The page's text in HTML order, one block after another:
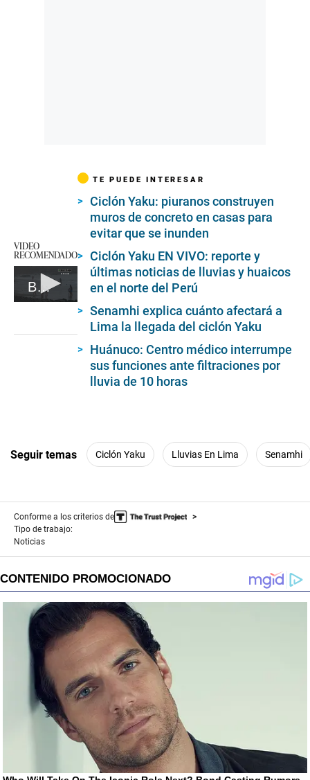
VIDEO
RECOMENDADO
Bañistas sorprendidos por lluvia en Costa Verde
TE PUEDE INTERESAR
Ciclón Yaku: piuranos construyen
muros de concreto en casas para
evitar que se inunden
Ciclón Yaku EN VIVO: reporte y
últimas noticias de lluvias y huaicos
en el norte del Perú
Senamhi explica cuánto afectará a
Lima la llegada del ciclón Yaku
Huánuco: Centro médico interrumpe
sus funciones ante filtraciones por
lluvia de 10 horas
Seguir temas Ciclón Yaku Lluvias En Lima Senamhi
Conforme a los criterios de
Tipo de trabajo:
Noticias